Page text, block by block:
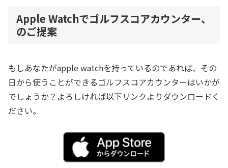
Apple Watchでゴルフスコアカウンター、
のご提案
もしあなたがapple watchを持っているのであれば、その
日から使うことができるゴルフスコアカウンターはいかが
でしょうか？よろしければ以下リンクよりダウンロードく
ださい。